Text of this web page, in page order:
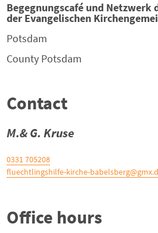
Begegnungscafé und
der Evangelischen
Potsdam
County Potsdam
Contact
M.& G. Kruse
0331 705208
fluechtlingshilfe-kirche-
Office hours